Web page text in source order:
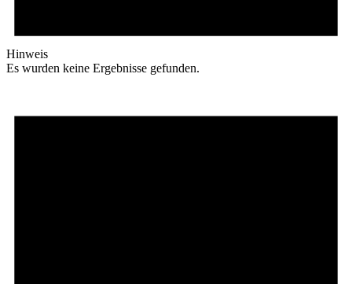
Hinweis
Es wurden keine Ergebnisse gefunden.